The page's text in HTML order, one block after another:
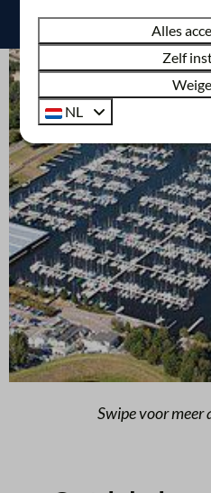
Swipe voor meer
Alles
Zelf
NL